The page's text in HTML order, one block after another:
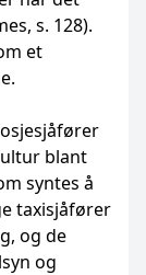
s. 128).
et
blant
syntes å
taxisjåfører
og de
og